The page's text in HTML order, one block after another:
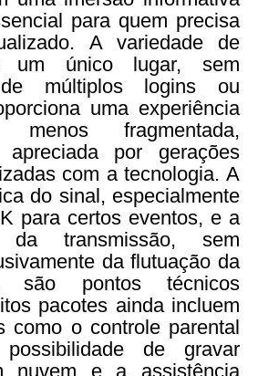
para quem precisa
A variedade de
um único lugar, sem
de múltiplos logins ou
uma experiência
fragmentada,
apreciada por gerações
com a tecnologia. A
do sinal, especialmente
para certos eventos, e a
da transmissão, sem
da flutuação da
são pontos técnicos
pacotes ainda incluem
como o controle parental
de gravar
nuvem e a assistência